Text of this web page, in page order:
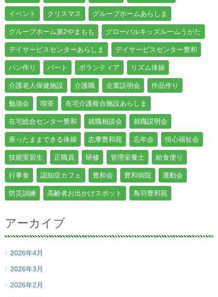
イベント クリスマス グループホームあらしま
グループホーム第2やまもも グローバルキッズルームうがた
デイサービスセンターあらしま デイサービスセンター豊和
パン作り パート ボランティア リズム体操
介護老人保健施設 介護職 企業説明会 作品作り
勉強会 喫茶 在宅介護複合施設あらしま
在宅総合センター豊和 就職相談会 就職説明会
座ったままできる体操 志摩豊和苑 忘年会 恒心福祉会
技能実習生 正職員 研修 管理栄養士 給食便り
行事食 認知症カフェ 豊和会 豊和病院 運動会
防災訓練 高齢者お出かけスポット 鳥羽豊和苑
アーカイブ
2026年4月
2026年3月
2026年2月